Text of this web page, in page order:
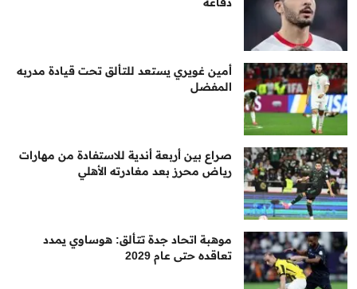
أمين غويري يستعد للتألق تحت قيادة مدربه
المفضل
صراع بين أربعة أندية للاستفادة من مهارات
رياض محرز بعد مغادرته الأهلي
موهبة اتحاد جدة تتألق: هوساوي يمدد
تعاقده حتى عام 2029